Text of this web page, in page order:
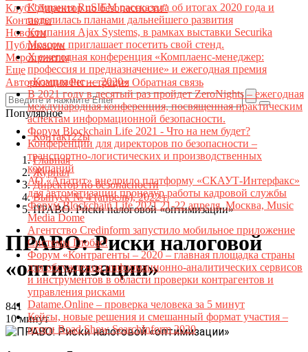
Клуб "Директор по безопасности"
Контакты
Новости
Публикации
Мероприятия
Еще
АвторизацияРегистрация Обратная связь
Популярное
Компания RuSIEM рассказала об итогах 2020 года и
поделилась планами дальнейшего развития
Компания Ajax Systems, в рамках выставки Securika
Moscow приглашает посетить свой стенд.
X ежегодная конференция «Комплаенс-менеджер:
профессия и предназначение» и ежегодная премия
«Комплаенс — 2020»
В 2021 году в десятый раз пройдет ZeroNights – ежегодная
международная конференция, посвященная практическим
аспектам информационной безопасности.
Форум Blockchain Life 2021 - Что на нем будет?
Конференции для директоров по безопасности –
транспортно-логистических и производственных
компаний
АО «Апатит» внедрило платформу «СКАУТ-Интерфакс»
для автоматизации процедур работы кадровой службы
Форум Blockchain Life 2021 21-22 апреля, Москва, Music
Media Dome
Агентство Credinform запустило мобильное приложение
Системы Глобас!
Форум «Контрагенты – 2020 – главная площадка страны
для обсуждения информационно-аналитических сервисов
и инструментов в области проверки контрагентов и
управления рисками
Datame.Online – проверка человека за 5 минут
Кейсы, новые решения и смешанный формат участия –
итоги Road Show SearchInform 2020
Контакт22ы
Главная
Журнал
Директор по безопасности
Выпуск № 4 (апрель), 2022 г.
ПРАВО: Риски налоговой «оптимизации»
ПРАВО: Риски налоговой
«оптимизации»
841
10 минут